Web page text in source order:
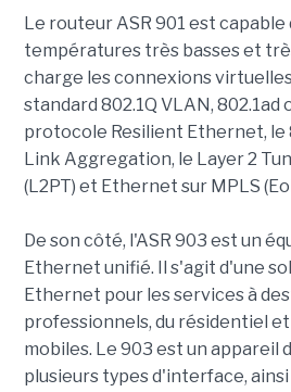
Le routeur ASR 901 est capable
températures très basses et
charge les connexions
standard 802.1Q VLAN, 802.1ad
protocole Resilient Ethernet, le
Link Aggregation, le Layer 2
(L2PT) et Ethernet sur MPLS
De son côté, l'ASR 903 est un
Ethernet unifié. Il s'agit d'une
Ethernet pour les services à
professionnels, du résidentiel
mobiles. Le 903 est un appareil
plusieurs types d'interface, ainsi